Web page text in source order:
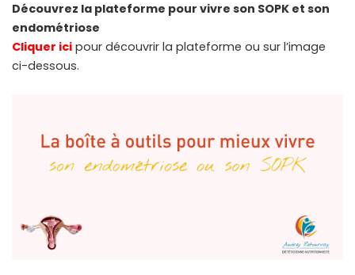
Découvrez la plateforme pour vivre son SOPK et son
endométriose
Cliquer ici pour découvrir la plateforme ou sur l’image
ci-dessous.